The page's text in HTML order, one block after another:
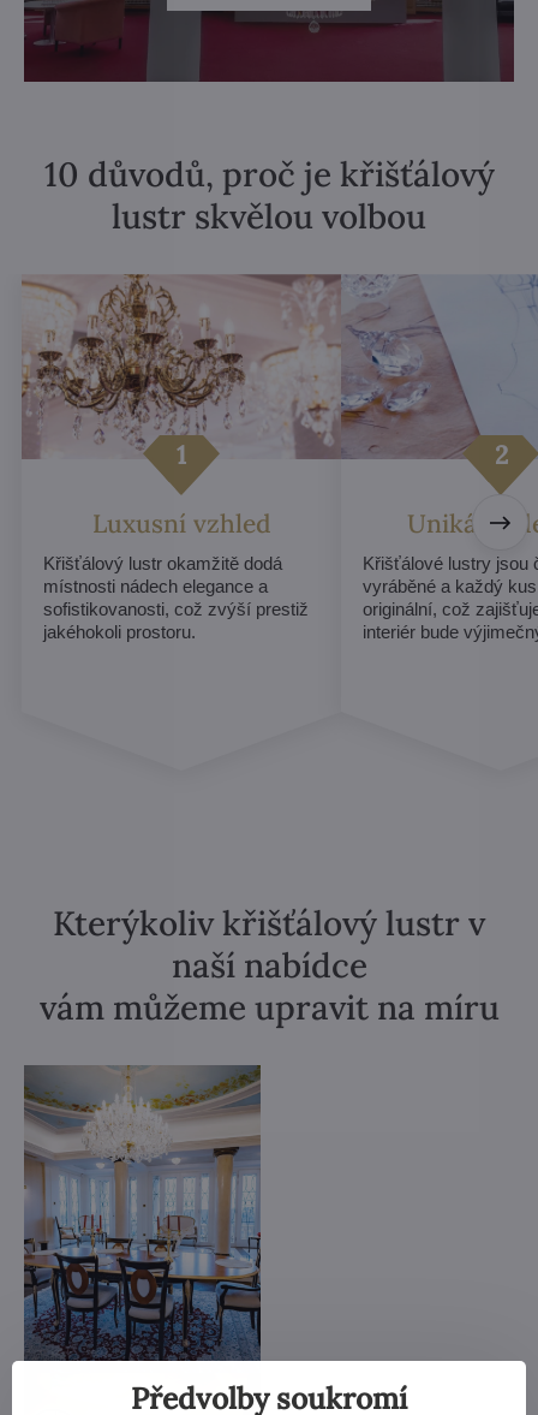
10 důvodů, proč je křišťálový
lustr skvělou volbou
Luxusní vzhled
Křišťálový lustr okamžitě dodá
místnosti nádech elegance a
sofistikovanosti, což zvýší prestiž
jakéhokoli prostoru.
Unikátní
Křišťálové lustry jsou
vyráběné a každý
originální, což
interiér bude
Kterýkoliv křišťálový lustr v
naší nabídce
vám můžeme upravit na míru
Předvolby soukromí